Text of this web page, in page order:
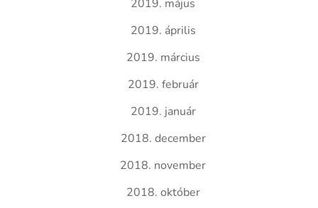
2019. május
2019. április
2019. március
2019. február
2019. január
2018. december
2018. november
2018. október